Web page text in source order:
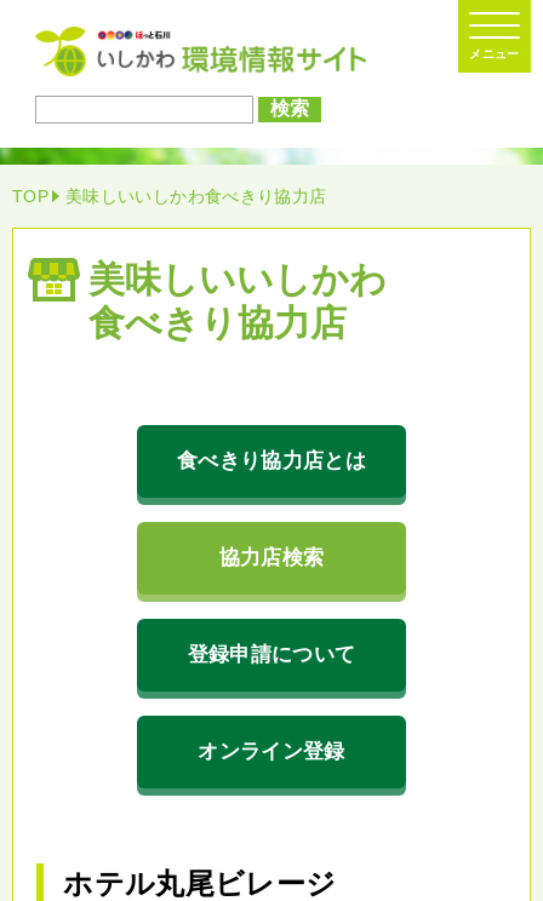
検索
TOP 美味しいいしかわ食べきり協力店
美味しいいしかわ
食べきり協力店
食べきり協力店とは
協力店検索
登録申請について
オンライン登録
ホテル丸尾ビレージ